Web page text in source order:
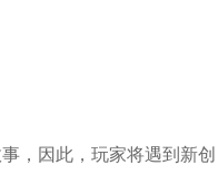
，因此，玩家将遇到新创